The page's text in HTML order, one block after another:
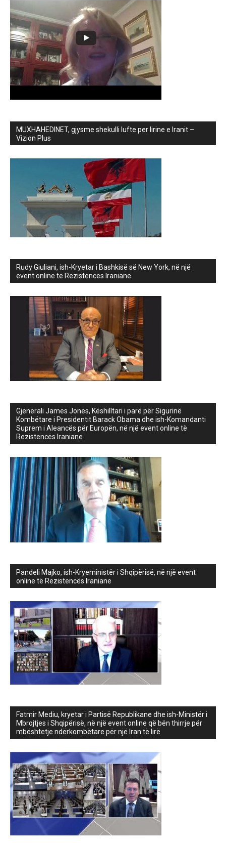
MUXHAHEDINET, gjysme shekulli lufte per lirine e Iranit –
Vizion Plus
Rudy Giuliani, ish-Kryetar i Bashkisë së New York, në një
event online të Rezistencës Iraniane
Gjenerali James Jones, Këshilltari i parë për Sigurinë
Kombëtare i Presidentit Barack Obama dhe ish-Komandanti
Suprem i Aleancës për Europën, në një event online të
Rezistencës Iraniane
Pandeli Majko, ish-Kryeministër i Shqipërisë, në një event
online të Rezistencës Iraniane
Fatmir Mediu, kryetar i Partisë Republikane dhe ish-Ministër i
Mbrojtjes i Shqipërisë, në një event online që bën thirrje për
mbështetje ndërkombëtare për një Iran të lirë